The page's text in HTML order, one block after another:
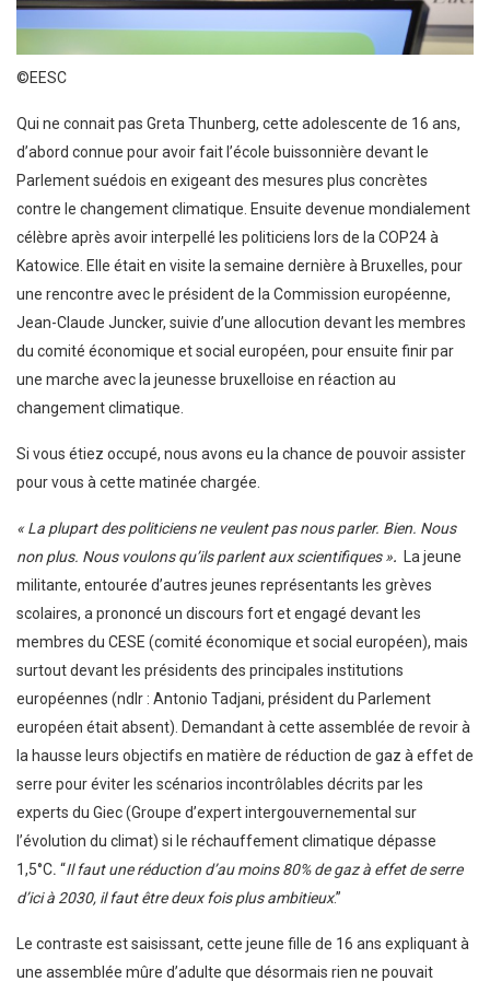
©EESC
Qui ne connait pas Greta Thunberg, cette adolescente de 16 ans,
d’abord connue pour avoir fait l’école buissonnière devant le
Parlement suédois en exigeant des mesures plus concrètes
contre le changement climatique. Ensuite devenue mondialement
célèbre après avoir interpellé les politiciens lors de la COP24 à
Katowice. Elle était en visite la semaine dernière à Bruxelles, pour
une rencontre avec le président de la Commission européenne,
Jean-Claude Juncker, suivie d’une allocution devant les membres
du comité économique et social européen, pour ensuite finir par
une marche avec la jeunesse bruxelloise en réaction au
changement climatique.
Si vous étiez occupé, nous avons eu la chance de pouvoir assister
pour vous à cette matinée chargée.
« La plupart des politiciens ne veulent pas nous parler. Bien. Nous
non plus. Nous voulons qu’ils parlent aux scientifiques ». La jeune
militante, entourée d’autres jeunes représentants les grèves
scolaires, a prononcé un discours fort et engagé devant les
membres du CESE (comité économique et social européen), mais
surtout devant les présidents des principales institutions
européennes (ndlr : Antonio Tadjani, président du Parlement
européen était absent). Demandant à cette assemblée de revoir à
la hausse leurs objectifs en matière de réduction de gaz à effet de
serre pour éviter les scénarios incontrôlables décrits par les
experts du Giec (Groupe d’expert intergouvernemental sur
l’évolution du climat) si le réchauffement climatique dépasse
1,5°C. “Il faut une réduction d’au moins 80% de gaz à effet de serre
d’ici à 2030, il faut être deux fois plus ambitieux.”
Le contraste est saisissant, cette jeune fille de 16 ans expliquant à
une assemblée mûre d’adulte que désormais rien ne pouvait